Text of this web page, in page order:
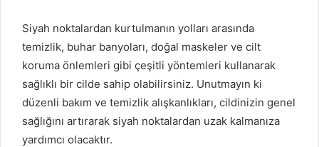
Siyah noktalardan kurtulmanın yolları arasında
temizlik, buhar banyoları, doğal maskeler ve cilt
koruma önlemleri gibi çeşitli yöntemleri kullanarak
sağlıklı bir cilde sahip olabilirsiniz. Unutmayın ki
düzenli bakım ve temizlik alışkanlıkları, cildinizin genel
sağlığını artırarak siyah noktalardan uzak kalmanıza
yardımcı olacaktır.